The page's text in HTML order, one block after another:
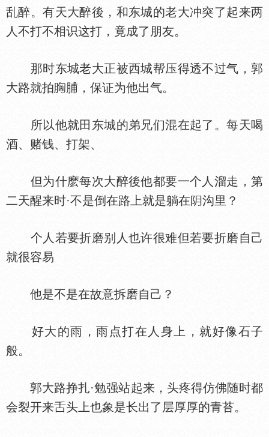
乱醉。有天大醉後，和东城的老大冲突了起来两
人不打不相识这打，竟成了朋友。
那时东城老大正被西城帮压得透不过气，郭
大路就拍
脯，保证为他出气。
所以他就田东城的弟兄们混在起了。每天喝
酒、赌钱、打架、
但为什麽每次大醉後他都要一个人溜走，第
二天醒来时·不是倒在路上就是躺在
沟里？
个人若要折磨别人也许很难但若要折磨自己
就很容易
他是不是在故意拆磨自己？
好大的雨，雨点打在人身上，就好像石子
般。
郭大路挣扎·勉强站起来，头疼得仿佛随时都
会裂开来
头上也象是长出了层厚厚的青苔。